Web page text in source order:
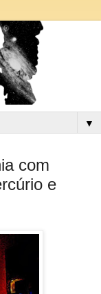
▼
com
e